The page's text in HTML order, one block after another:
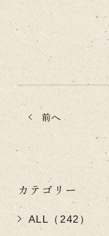
前へ
カテゴリー
ALL（242）